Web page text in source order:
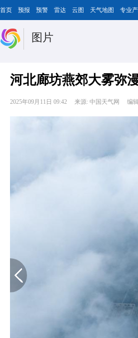
首页 预报 预警 雷达 云图 天气地图 专业
图片
河北廊坊燕郊大雾弥
2025年09月11日 09:42 来源: 中国天气网 编